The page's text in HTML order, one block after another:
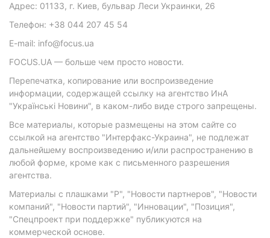
Адрес: 01133, г. Киев, бульвар Леси Украинки, 26
Телефон: +38 044 207 45 54
E-mail: info@focus.ua
FOCUS.UA — больше чем просто новости.
Перепечатка, копирование или воспроизведение
информации, содержащей ссылку на агентство ИнА
"Українські Новини", в каком-либо виде строго запрещены.
Все материалы, которые размещены на этом сайте со
ссылкой на агентство "Интерфакс-Украина", не подлежат
дальнейшему воспроизведению и/или распространению в
любой форме, кроме как с письменного разрешения
агентства.
Материалы с плашками "Р", "Новости партнеров", "Новости
компаний", "Новости партий", "Инновации", "Позиция",
"Спецпроект при поддержке" публикуются на
коммерческой основе.